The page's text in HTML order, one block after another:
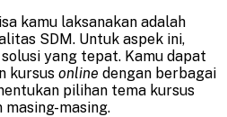
kamu laksanakan adalah
SDM. Untuk aspek ini,
yang tepat. Kamu dapat
kursus online dengan berbagai
pilihan tema kursus
masing-masing.